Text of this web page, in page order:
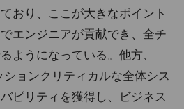
おり、ここが大きなポイント
エンジニアが貢献でき、全チ
ようになっている。他方、
ョンクリティカルな全体シス
ビリティを獲得し、ビジネス